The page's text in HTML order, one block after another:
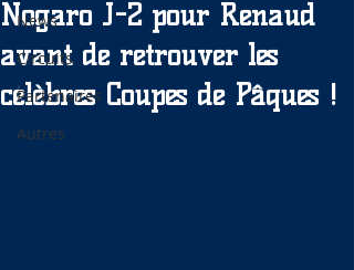
News
Circuits
Partenaires
Autres
Nogaro J-2 pour Renaud
avant de retrouver les
célèbres Coupes de Pâques !